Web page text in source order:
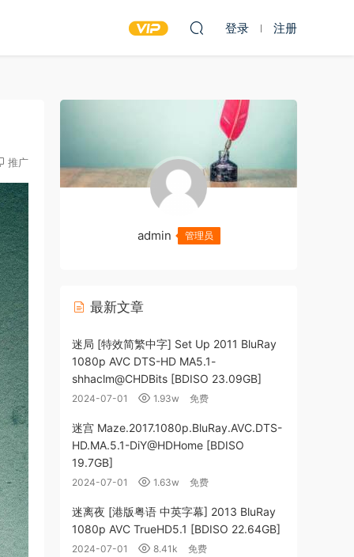
登录 注册
推广
admin 管理员
最新文章
迷局 [特效简繁中字] Set Up 2011 BluRay
1080p AVC DTS-HD MA5.1-
shhaclm@CHDBits [BDISO 23.09GB]
2024-07-01 1.93w 免费
迷宫 Maze.2017.1080p.BluRay.AVC.DTS-
HD.MA.5.1-DiY@HDHome [BDISO
19.7GB]
2024-07-01 1.63w 免费
迷离夜 [港版粤语 中英字幕] 2013 BluRay
1080p AVC TrueHD5.1 [BDISO 22.64GB]
2024-07-01 8.41k 免费